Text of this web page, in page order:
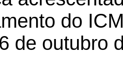
do
de outubro